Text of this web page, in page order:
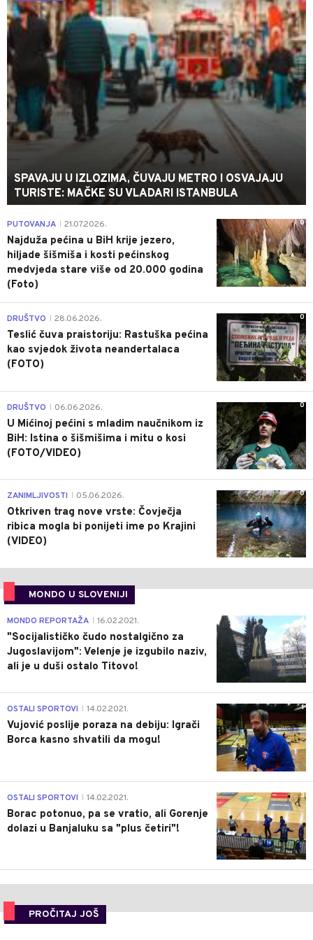
SPAVAJU U IZLOZIMA, ČUVAJU METRO I OSVAJAJU
TURISTE: MAČKE SU VLADARI ISTANBULA
0
PUTOVANJA 21.07.2026.
Najduža pećina u BiH krije jezero,
hiljade šišmiša i kosti pećinskog
medvjeda stare više od 20.000 godina
(Foto)
0
DRUŠTVO 28.06.2026.
Teslić čuva praistoriju: Rastuška pećina
kao svjedok života neandertalaca
(FOTO)
0
DRUŠTVO 06.06.2026.
U Mićinoj pećini s mladim naučnikom iz
BiH: Istina o šišmišima i mitu o kosi
(FOTO/VIDEO)
0
ZANIMLJIVOSTI 05.06.2026.
Otkriven trag nove vrste: Čovječja
ribica mogla bi ponijeti ime po Krajini
(VIDEO)
MONDO U SLOVENIJI
4
MONDO REPORTAŽA 16.02.2021.
"Socijalističko čudo nostalgično za
Jugoslavijom": Velenje je izgubilo naziv,
ali je u duši ostalo Titovo!
1
OSTALI SPORTOVI 14.02.2021.
Vujović poslije poraza na debiju: Igrači
Borca kasno shvatili da mogu!
3
OSTALI SPORTOVI 14.02.2021.
Borac potonuo, pa se vratio, ali Gorenje
dolazi u Banjaluku sa "plus četiri"!
PROČITAJ JOŠ